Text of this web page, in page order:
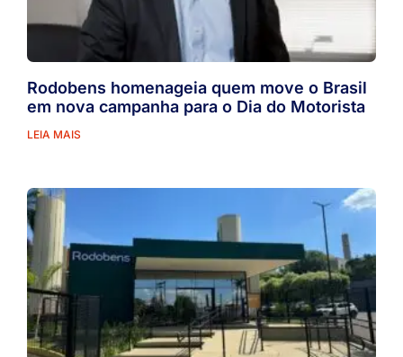
Rodobens homenageia quem move o Brasil
em nova campanha para o Dia do Motorista
LEIA MAIS